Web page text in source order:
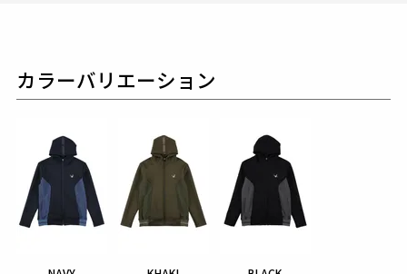
カラーバリエーション